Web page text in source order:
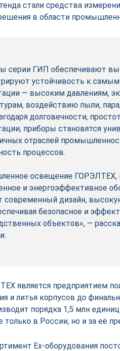
стали средства
в области
серии ГИП обеспечивают
устойчивость к
— высоким давлениям,
воздействию пыли,
долговечности,
приборы становятся
отраслей
процессов.
освещение ГОРЭЛТЕХ,
и энергоэффективное
современный дизайн,
безопасное и
объектов», —
является предприятием
и литья корпусов до
порядка 1,5 млн
только в России, но и за её
Ex-оборудования